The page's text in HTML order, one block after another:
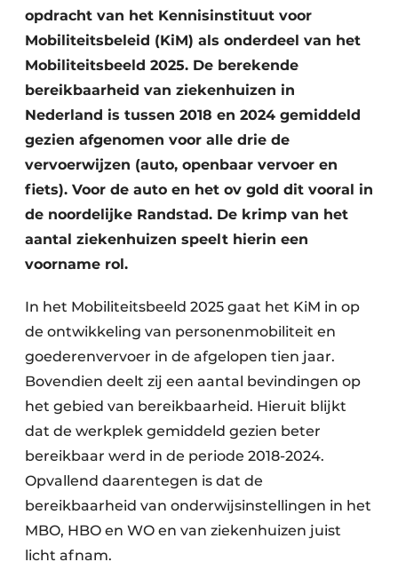
opdracht van het Kennisinstituut voor
Mobiliteitsbeleid (KiM) als onderdeel van het
Mobiliteitsbeeld 2025. De berekende
bereikbaarheid van ziekenhuizen in
Nederland is tussen 2018 en 2024 gemiddeld
gezien afgenomen voor alle drie de
vervoerwijzen (auto, openbaar vervoer en
fiets). Voor de auto en het ov gold dit vooral in
de noordelijke Randstad. De krimp van het
aantal ziekenhuizen speelt hierin een
voorname rol.
In het Mobiliteitsbeeld 2025 gaat het KiM in op
de ontwikkeling van personenmobiliteit en
goederenvervoer in de afgelopen tien jaar.
Bovendien deelt zij een aantal bevindingen op
het gebied van bereikbaarheid. Hieruit blijkt
dat de werkplek gemiddeld gezien beter
bereikbaar werd in de periode 2018-2024.
Opvallend daarentegen is dat de
bereikbaarheid van onderwijsinstellingen in het
MBO, HBO en WO en van ziekenhuizen juist
licht afnam.